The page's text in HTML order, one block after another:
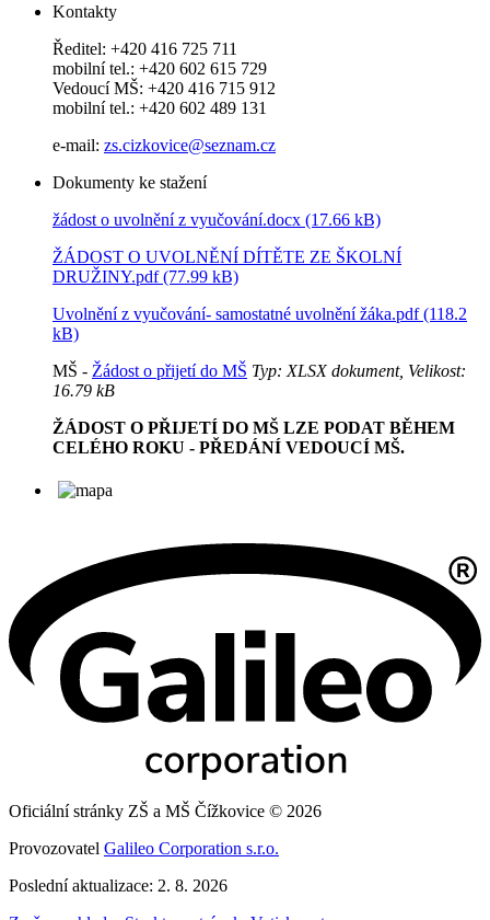
Kontakty
Ředitel: +420 416 725 711
mobilní tel.: +420 602 615 729
Vedoucí MŠ: +420 416 715 912
mobilní tel.: +420 602 489 131
e-mail: zs.cizkovice@seznam.cz
Dokumenty ke stažení
žádost o uvolnění z vyučování.docx (17.66 kB)
ŽÁDOST O UVOLNĚNÍ DÍTĚTE ZE ŠKOLNÍ
DRUŽINY.pdf (77.99 kB)
Uvolnění z vyučování- samostatné uvolnění žáka.pdf (118.2
kB)
MŠ - Žádost o přijetí do MŠ Typ: XLSX dokument, Velikost:
16.79 kB
ŽÁDOST O PŘIJETÍ DO MŠ LZE PODAT BĚHEM
CELÉHO ROKU - PŘEDÁNÍ VEDOUCÍ MŠ.
Oficiální stránky ZŠ a MŠ Čížkovice © 2026
Provozovatel Galileo Corporation s.r.o.
Poslední aktualizace: 2. 8. 2026